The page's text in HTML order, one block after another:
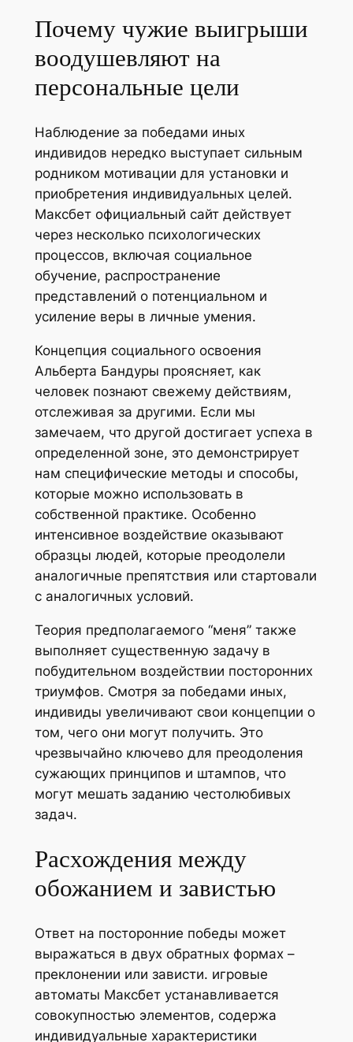
Почему чужие выигрыши
воодушевляют на
персональные цели
Наблюдение за победами иных
индивидов нередко выступает сильным
родником мотивации для установки и
приобретения индивидуальных целей.
Максбет официальный сайт действует
через несколько психологических
процессов, включая социальное
обучение, распространение
представлений о потенциальном и
усиление веры в личные умения.
Концепция социального освоения
Альберта Бандуры проясняет, как
человек познают свежему действиям,
отслеживая за другими. Если мы
замечаем, что другой достигает успеха в
определенной зоне, это демонстрирует
нам специфические методы и способы,
которые можно использовать в
собственной практике. Особенно
интенсивное воздействие оказывают
образцы людей, которые преодолели
аналогичные препятствия или стартовали
с аналогичных условий.
Теория предполагаемого “меня” также
выполняет существенную задачу в
побудительном воздействии посторонних
триумфов. Смотря за победами иных,
индивиды увеличивают свои концепции о
том, чего они могут получить. Это
чрезвычайно ключево для преодоления
сужающих принципов и штампов, что
могут мешать заданию честолюбивых
задач.
Расхождения между
обожанием и завистью
Ответ на посторонние победы может
выражаться в двух обратных формах –
преклонении или зависти. игровые
автоматы Максбет устанавливается
совокупностью элементов, содержа
индивидуальные характеристики